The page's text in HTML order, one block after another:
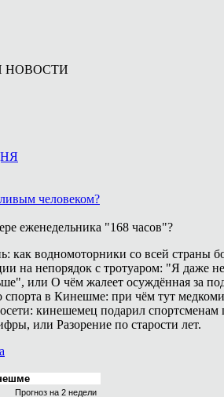
НОВОСТИ
человеком?
еженедельника "168 часов"?
как водномоторники со всей страны
на непорядок с тротуаром: "Я даже
или О чём жалеет осуждённая за
спорта в Кинешме: при чём тут
кинешемец подарил спортсменам
или Разорение по старости лет.
Прогноз на 2 недели